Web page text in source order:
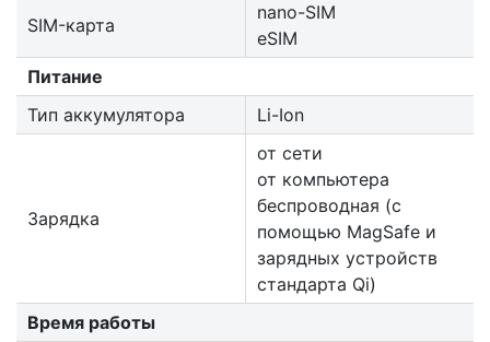
SIM-карта
nano-SIM
eSIM
Питание
Тип аккумулятора
Li-Ion
Зарядка
от сети
от компьютера
беспроводная (с
помощью MagSafe и
зарядных устройств
стандарта Qi)
Время работы